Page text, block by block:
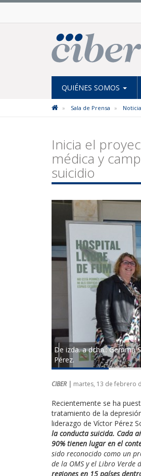
QUIÉNES SOMOS
Sala de Prensa
Inicia el
médica y
suicidio
De izda. a dcha.: Gemma
Pérez.
CIBER | martes, 13 de febrero
Recientemente se ha
tratamiento de la
liderazgo de Víctor Pérez
la conducta suicida. Cada
90% tienen lugar en el
sido reconocido como un
de la OMS y el Libro Verde
regiones en 15 países